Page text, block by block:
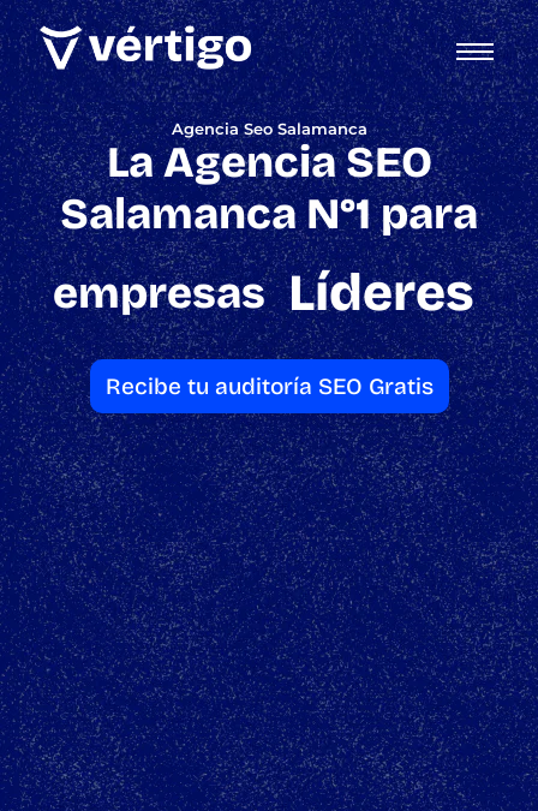
Agencia Seo Salamanca
La Agencia SEO
Salamanca N°1 para
empresas Líderes
Recibe tu auditoría SEO Gratis